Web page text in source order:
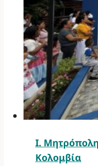
Ι.
Κολομβία